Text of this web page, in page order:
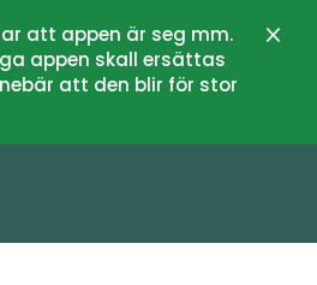
att appen är seg mm.
appen skall ersättas
att den blir för stor